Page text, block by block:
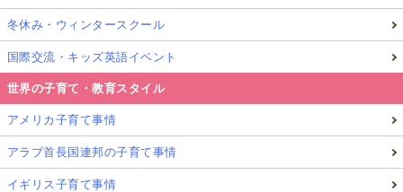
冬休み・ウィンタースクール
国際交流・キッズ英語イベント
世界の子育て・教育スタイル
アメリカ子育て事情
アラブ首長国連邦の子育て事情
イギリス子育て事情